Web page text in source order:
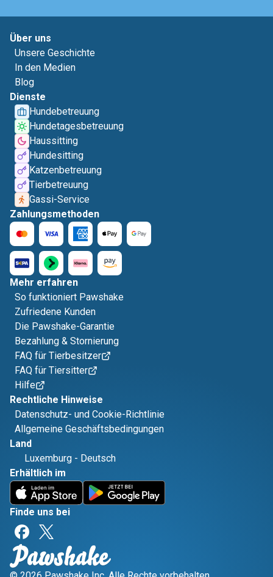
Über uns
Unsere Geschichte
In den Medien
Blog
Dienste
Hundebetreuung
Hundetagesbetreuung
Haussitting
Hundesitting
Katzenbetreuung
Tierbetreuung
Gassi-Service
Zahlungsmethoden
Mehr erfahren
So funktioniert Pawshake
Zufriedene Kunden
Die Pawshake-Garantie
Bezahlung & Stornierung
FAQ für Tierbesitzer
FAQ für Tiersitter
Hilfe
Rechtliche Hinweise
Datenschutz- und Cookie-Richtlinie
Allgemeine Geschäftsbedingungen
Land
Luxemburg - Deutsch
Erhältlich im
Finde uns bei